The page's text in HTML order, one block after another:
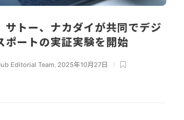
トー、ナカダイが共同でデジ
ポートの実証実験を開始
Editorial Team 2025年10月27日